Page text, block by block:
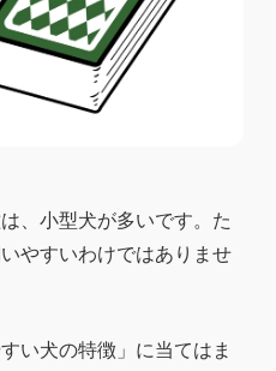
、小型犬が多いです。た
やすいわけではありませ
い犬の特徴」に当てはま